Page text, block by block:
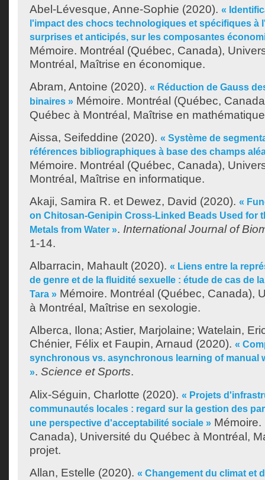
Abel-Lévesque, Anne-Sophie (2020). «
l'impact des chocs technologiques et spécifiques à
surprises et anticipés, sur les composantes
Mémoire. Montréal (Québec, Canada),
Montréal, Maîtrise en économique.
Abram, Antoine (2020). « Réduction de Gauss
binaires » Mémoire. Montréal (Québec,
Québec à Montréal, Maîtrise en
Aissa, Seifeddine (2020). « Système de
références bibliographiques à base des champs
Mémoire. Montréal (Québec, Canada),
Montréal, Maîtrise en informatique.
Akaji, Samira R. et Dewez, David (2020). «
on Chitosan-Genipin Cross-Linked Beads Used for
Metals from Water ». International Journal of
1-14.
Albarracin, Mahault (2020). « Liens entre la
de genre et de la fluidité sexuelle : étude de cas de
Tara » Mémoire. Montréal (Québec, Canada),
à Montréal, Maîtrise en sexologie.
Alberca, Ilona; Astier, Marjolaine; Watelain,
Chénier, Félix et Faupin, Arnaud (2020). «
synchronous vs. asynchronous learning of manual
». Science et Sports.
Alix-Séguin, Charlotte (2020). « Projets
communautés locales : regard sur la gestion des
une perspective d'acceptabilité sociale »
Canada), Université du Québec à Montréal,
projet.
Allan, Estelle (2020). « Changement du climat et